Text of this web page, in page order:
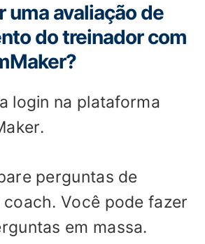
uma avaliação de
do treinador com
login na plataforma
perguntas de
Você pode fazer
em massa.